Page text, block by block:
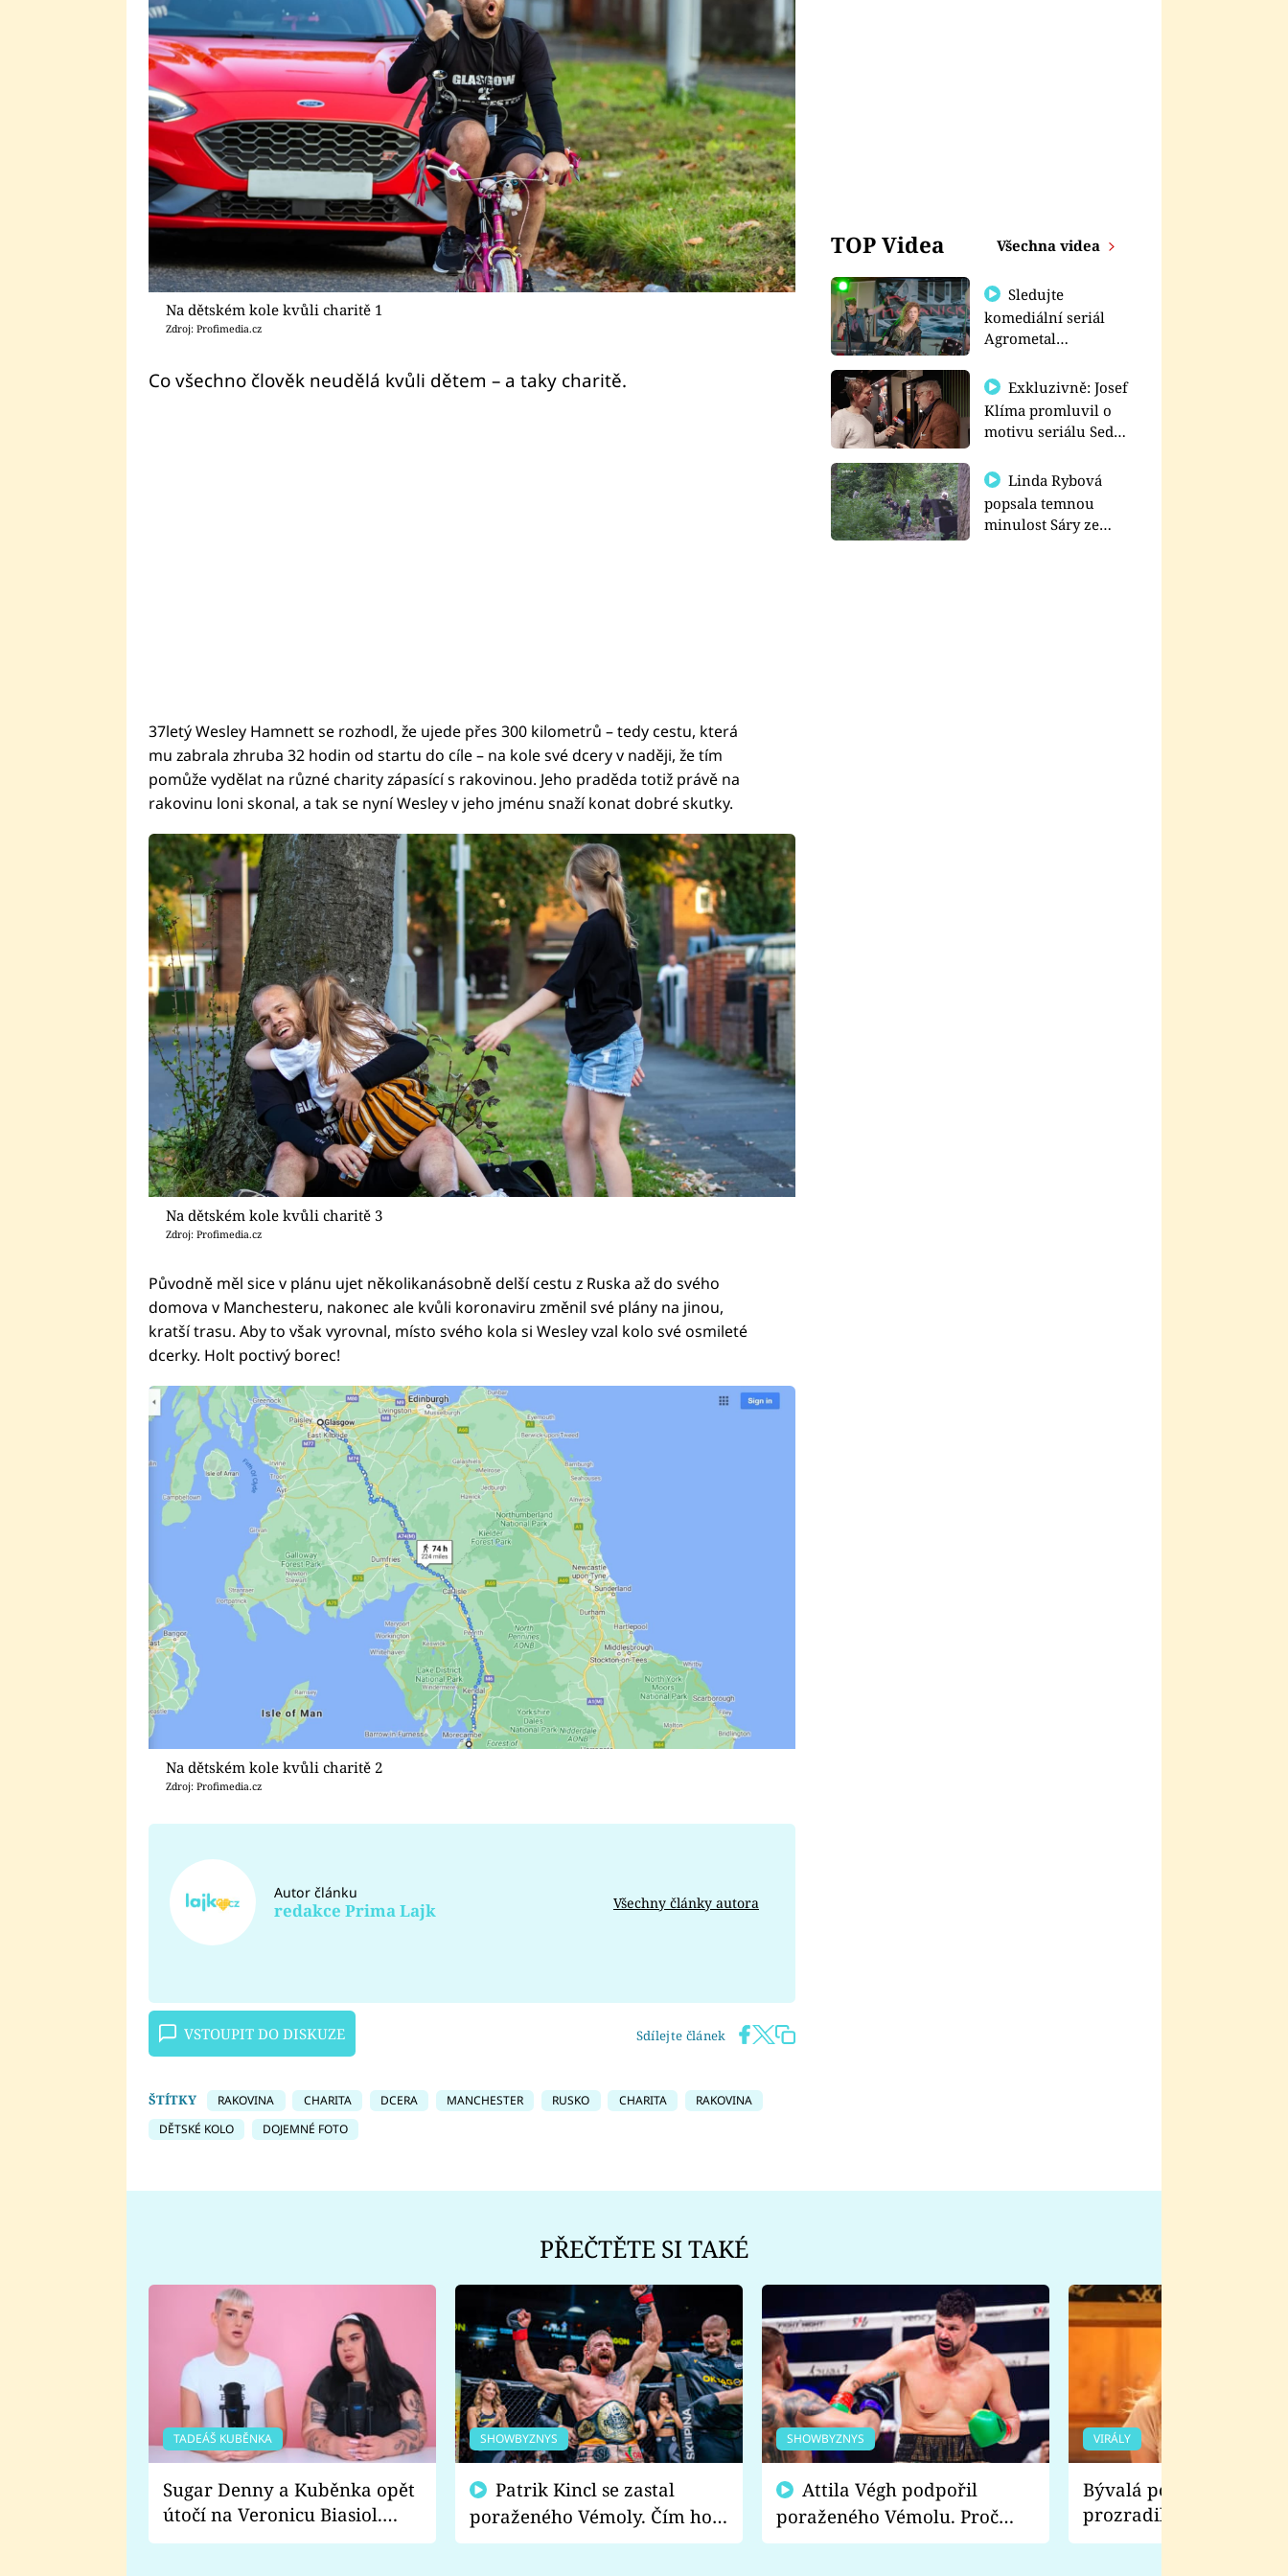
Na dětském kole kvůli charitě 1
Zdroj: Profimedia.cz
Co všechno člověk neudělá kvůli dětem – a taky charitě.
37letý Wesley Hamnett se rozhodl, že ujede přes 300 kilometrů – tedy cestu, která
mu zabrala zhruba 32 hodin od startu do cíle – na kole své dcery v naději, že tím
pomůže vydělat na různé charity zápasící s rakovinou. Jeho praděda totiž právě na
rakovinu loni skonal, a tak se nyní Wesley v jeho jménu snaží konat dobré skutky.
Na dětském kole kvůli charitě 3
Zdroj: Profimedia.cz
Původně měl sice v plánu ujet několikanásobně delší cestu z Ruska až do svého
domova v Manchesteru, nakonec ale kvůli koronaviru změnil své plány na jinou,
kratší trasu. Aby to však vyrovnal, místo svého kola si Wesley vzal kolo své osmileté
dcerky. Holt poctivý borec!
Na dětském kole kvůli charitě 2
Zdroj: Profimedia.cz
Autor článku
redakce Prima Lajk Všechny články autora
VSTOUPIT DO DISKUZE Sdílejte článek
ŠTÍTKY RAKOVINA CHARITA DCERA MANCHESTER RUSKO CHARITA
RAKOVINA
DĚTSKÉ KOLO
DOJEMNÉ FOTO
TOP Videa Všechna videa
Sledujte
komediální seriál
Agrometal
prima+
Exkluzivně: Josef
Klíma promluvil o
motivu seriálu Sedm
Linda Rybová
popsala temnou
minulost Sáry ze
PŘEČTĚTE SI TAKÉ
TADEÁŠ KUBĚNKA
Sugar Denny a Kuběnka opět
útočí na Veronicu Biasiol.
Proč je podle nich falešná a
SHOWBYZNYS
poraženého Vémoly. Čím ho
fanoušci naštvali?
SHOWBYZNYS
poraženého Vémolu. Proč
chce raději zápasit s ním než
VIRÁLY
Bývalá pornoherečka
prozradila, co ji
natáčení Euforie.